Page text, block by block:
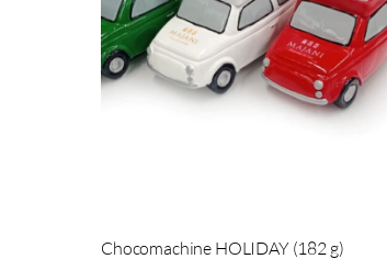
Chocomachine HOLIDAY (182 g)